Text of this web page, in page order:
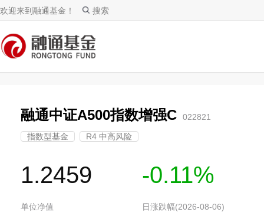
欢迎来到融通基金！ 搜索
融通中证A500指数增强C 022821
指数型基金 R4 中高风险
1.2459
单位净值
-0.11%
日涨跌幅(2026-08-06)